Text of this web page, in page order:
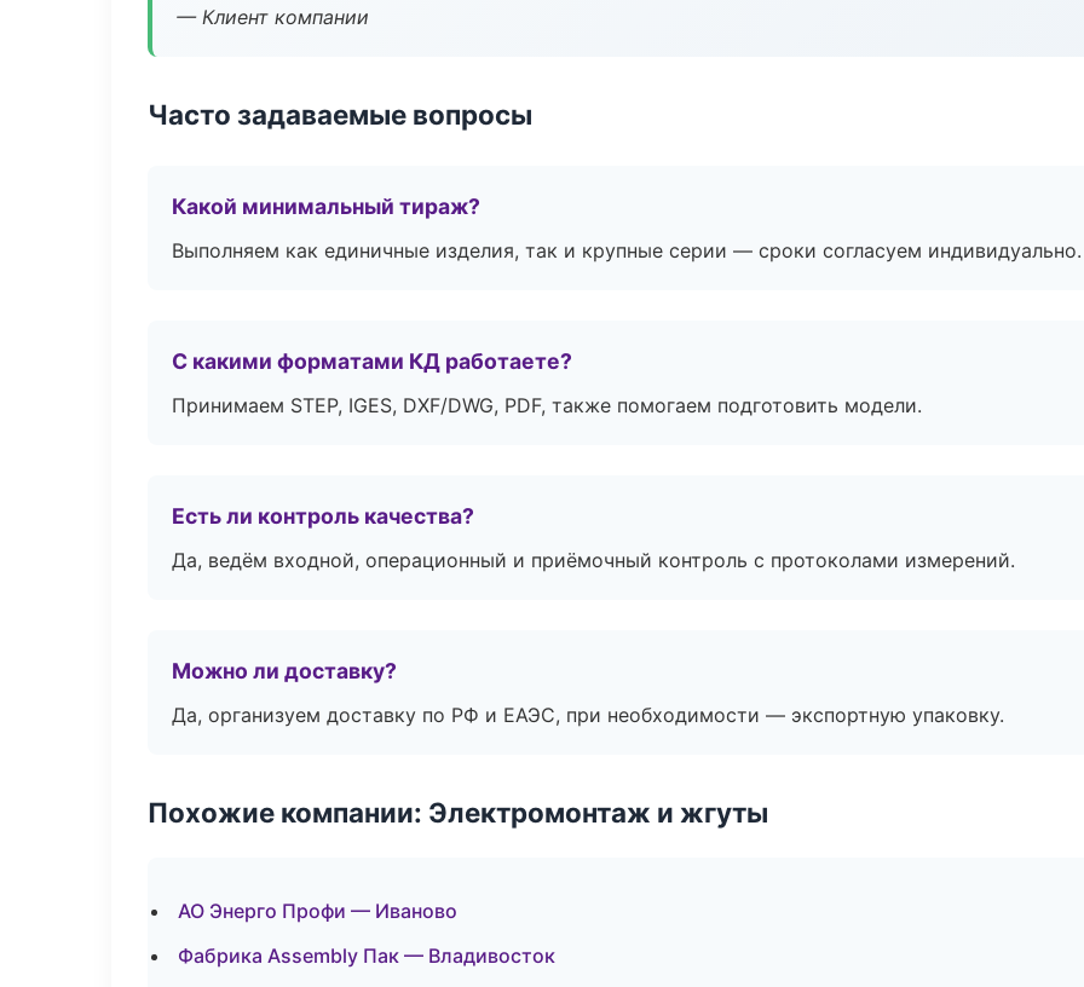
— Клиент компании
Часто задаваемые вопросы
Какой минимальный тираж?
Выполняем как единичные изделия, так и крупные серии — сроки согласуем индивидуально.
С какими форматами КД работаете?
Принимаем STEP, IGES, DXF/DWG, PDF, также помогаем подготовить модели.
Есть ли контроль качества?
Да, ведём входной, операционный и приёмочный контроль с протоколами измерений.
Можно ли доставку?
Да, организуем доставку по РФ и ЕАЭС, при необходимости — экспортную упаковку.
Похожие компании: Электромонтаж и жгуты
АО Энерго Профи — Иваново
Фабрика Assembly Пак — Владивосток